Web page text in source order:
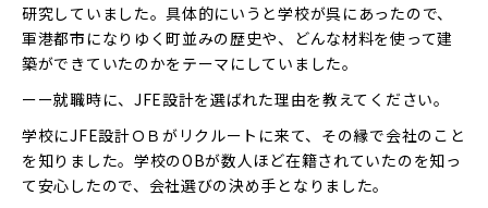
研究していました。具体的にいうと学校が呉にあったので、
軍港都市になりゆく町並みの歴史や、どんな材料を使って建
築ができていたのかをテーマにしていました。
ーー就職時に、JFE設計を選ばれた理由を教えてください。
学校にJFE設計ＯＢがリクルートに来て、その縁で会社のこと
を知りました。学校のOBが数人ほど在籍されていたのを知っ
て安心したので、会社選びの決め手となりました。